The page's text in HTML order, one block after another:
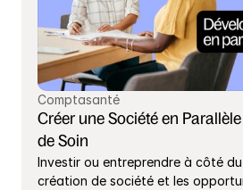
Comptasanté
Créer une Société en
de Soin
Investir ou entreprendre à côté du
création de société et les